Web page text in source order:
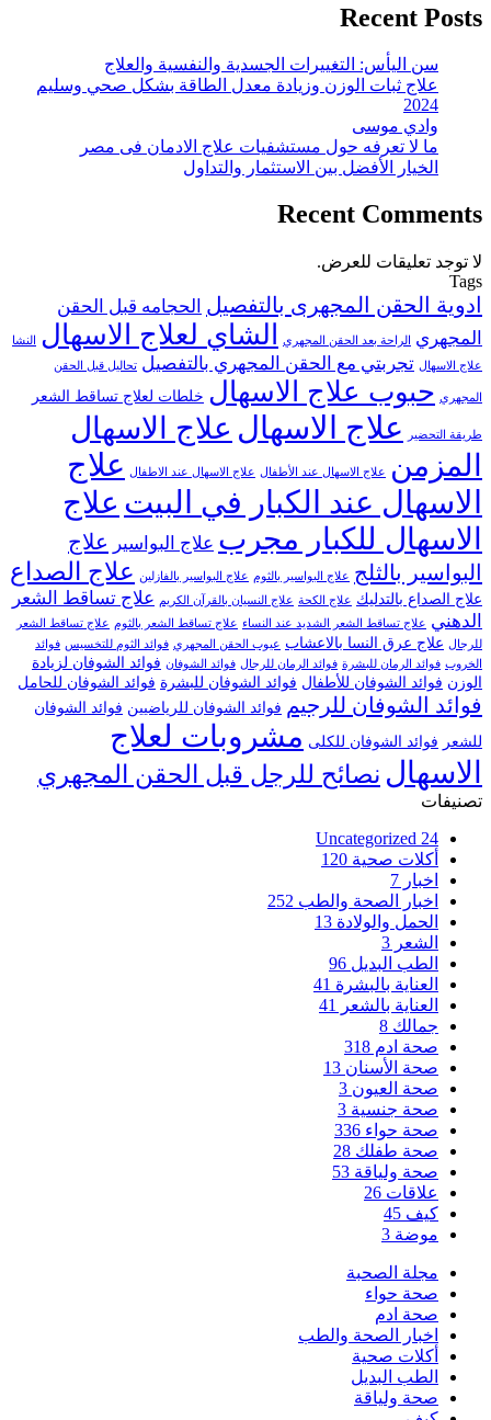
Recent Posts
سن اليأس: التغييرات الجسدية والنفسية والعلاج
علاج ثبات الوزن وزيادة معدل الطاقة بشكل صحي وسليم
2024
وادي موسى
ما لا تعرفه حول مستشفيات علاج الادمان فى مصر
الخيار الأفضل بين الاستثمار والتداول
Recent Comments
لا توجد تعليقات للعرض.
Tags
ادوية الحقن المجهرى بالتفصيل الحجامه قبل الحقن
المجهري
الراحة بعد الحقن المجهري الشاي لعلاج الاسهال النشا
علاج الاسهال تجربتي مع الحقن المجهري بالتفصيل تحاليل قبل الحقن
المجهري حبوب علاج الاسهال خلطات لعلاج تساقط الشعر
طريقة التحضير علاج الاسهال علاج الاسهال
المزمن
علاج الاسهال عند الأطفال علاج الاسهال عند الاطفال علاج
الاسهال عند الكبار في البيت علاج
الاسهال للكبار مجرب علاج البواسير علاج
البواسير بالثلج علاج البواسير بالثوم علاج البواسير بالفازلين علاج الصداع
علاج الصداع بالتدليك علاج الكحة علاج النسيان بالقرآن الكريم علاج تساقط الشعر
الدهني علاج تساقط الشعر الشديد عند النساء علاج تساقط الشعر بالثوم علاج تساقط الشعر
للرجال علاج عرق النسا بالاعشاب عيوب الحقن المجهري فوائد الثوم للتخسيس فوائد
الخروب فوائد الرمان للبشرة فوائد الرمان للرجال فوائد الشوفان فوائد الشوفان لزيادة
الوزن فوائد الشوفان للأطفال فوائد الشوفان للبشرة فوائد الشوفان للحامل
فوائد الشوفان للرجيم فوائد الشوفان للرياضيين فوائد الشوفان
للشعر فوائد الشوفان للكلى مشروبات لعلاج
الاسهال نصائح للرجل قبل الحقن المجهري
تصنيفات
Uncategorized 24
أكلات صحية 120
اخبار 7
اخبار الصحة والطب 252
الحمل والولادة 13
الشعر 3
الطب البديل 96
العناية بالبشرة 41
العناية بالشعر
41
جمالك 8
صحة ادم 318
صحة الأسنان 13
صحة العيون 3
صحة جنسية 3
صحة حواء 336
صحة طفلك 28
صحة ولياقة 53
علاقات 26
كيف 45
موضة 3
مجلة الصحبة
صحة حواء
صحة ادم
اخبار الصحة والطب
أكلات صحية
الطب البديل
صحة ولياقة